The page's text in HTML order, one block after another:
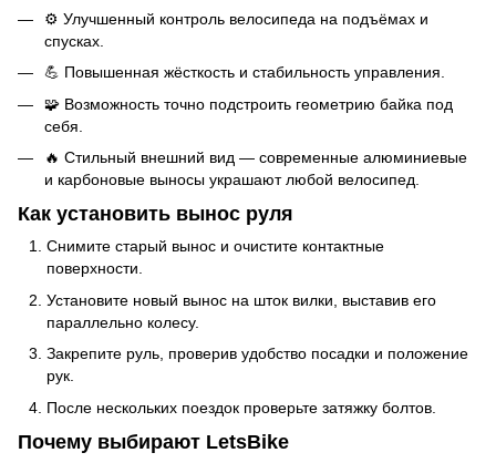
⚙️ Улучшенный контроль велосипеда на подъёмах и
спусках.
💪 Повышенная жёсткость и стабильность управления.
🧩 Возможность точно подстроить геометрию байка под
себя.
🔥 Стильный внешний вид — современные алюминиевые
и карбоновые выносы украшают любой велосипед.
Как установить вынос руля
Снимите старый вынос и очистите контактные
поверхности.
Установите новый вынос на шток вилки, выставив его
параллельно колесу.
Закрепите руль, проверив удобство посадки и положение
рук.
После нескольких поездок проверьте затяжку болтов.
Почему выбирают LetsBike